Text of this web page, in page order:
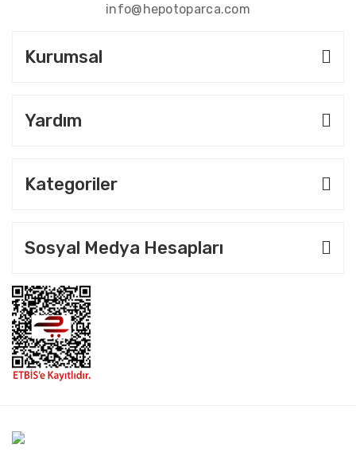
info@hepotoparca.com
Kurumsal
Yardım
Kategoriler
Sosyal Medya Hesapları